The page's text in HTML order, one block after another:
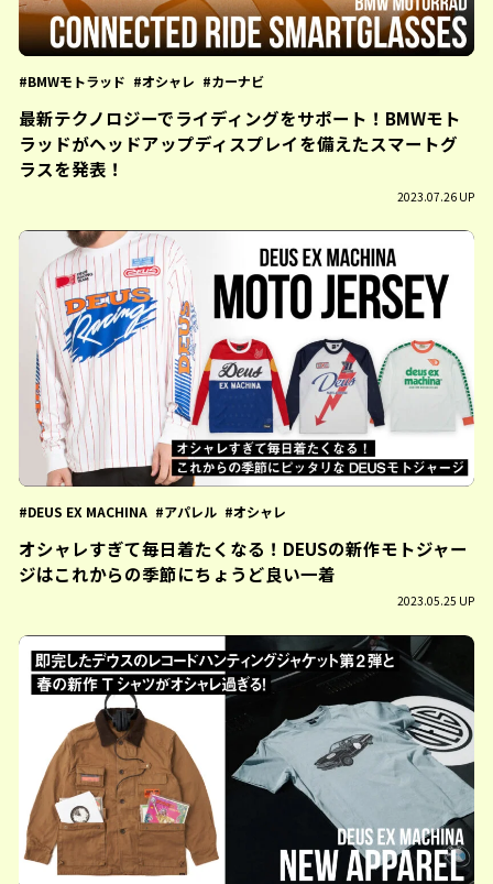
BMWモトラッド オシャレ カーナビ
最新テクノロジーでライディングをサポート！BMWモト
ラッドがヘッドアップディスプレイを備えたスマートグ
ラスを発表！
2023.07.26 UP
DEUS EX MACHINA アパレル オシャレ
オシャレすぎて毎日着たくなる！DEUSの新作モトジャー
ジはこれからの季節にちょうど良い一着
2023.05.25 UP